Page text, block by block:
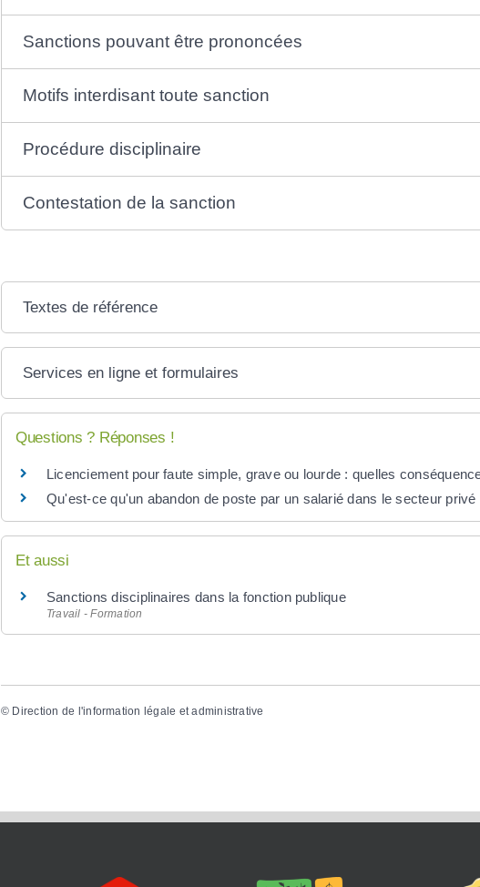
Sanctions pouvant être prononcées
Motifs interdisant toute sanction
Procédure disciplinaire
Contestation de la sanction
Textes de référence
Services en ligne et formulaires
Questions ? Réponses !
Licenciement pour faute simple, grave ou lourde : quelles
Qu'est-ce qu'un abandon de poste par un salarié dans le secteur privé
Et aussi
Sanctions disciplinaires dans la fonction publique
Travail - Formation
© Direction de l'information légale et administrative